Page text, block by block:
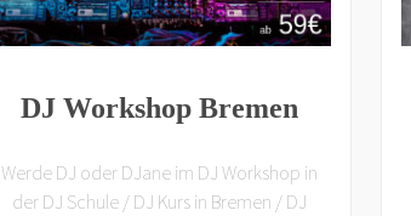
DJ Workshop Bremen
Werde DJ oder DJane im DJ Workshop in
der DJ Schule / DJ Kurs in Bremen / DJ